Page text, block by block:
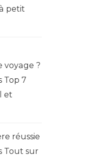
petit
voyage ?
Top 7
et
réussie
Tout sur